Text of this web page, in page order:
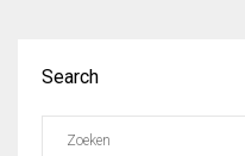
Search